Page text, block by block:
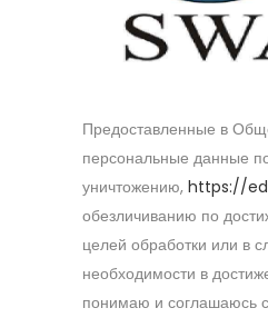
Предоставленные в
персональные данные
уничтожению, https://
обезличиванию по
целей обработки или в
необходимости в
понимаю и соглашаюсь